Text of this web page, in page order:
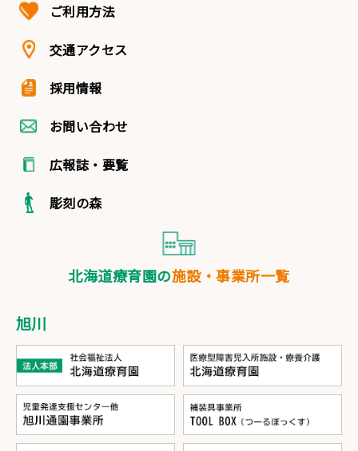
ご利用方法
交通アクセス
採用情報
お問い合わせ
広報誌・要覧
彫刻の森
北海道療育園の施設・事業所一覧
旭川